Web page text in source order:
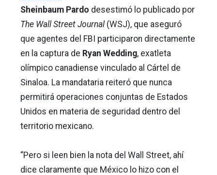
Sheinbaum Pardo desestimó lo publicado por
The Wall Street Journal(WSJ), que aseguró
que agentes del FBI participaron directamente
en la captura de Ryan Wedding, exatleta
olímpico canadiense vinculado al Cártel de
Sinaloa. La mandataria reiteró que nunca
permitirá operaciones conjuntas de Estados
Unidos en materia de seguridad dentro del
territorio mexicano.
“Pero si leen bien la nota del Wall Street, ahí
dice claramente que México lo hizo con el